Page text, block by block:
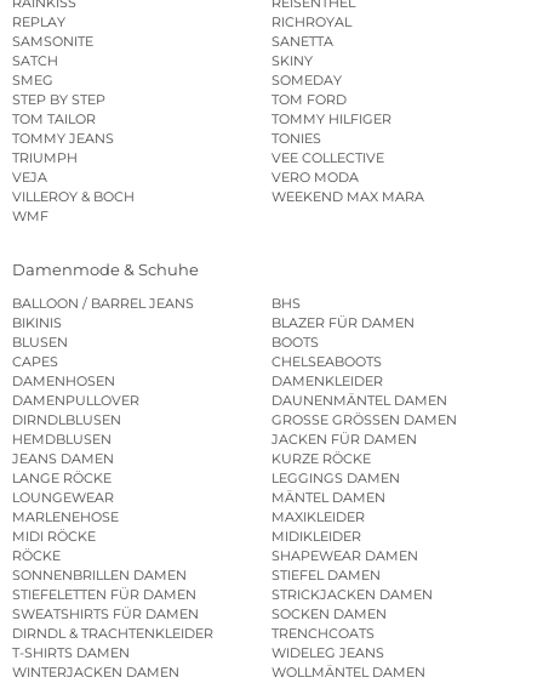
REPLAY
RICHROYAL
SAMSONITE
SANETTA
SATCH
SKINY
SMEG
SOMEDAY
STEP BY STEP
TOM FORD
TOM TAILOR
TOMMY HILFIGER
TOMMY JEANS
TONIES
TRIUMPH
VEE COLLECTIVE
VEJA
VERO MODA
VILLEROY & BOCH
WEEKEND MAX MARA
WMF
Damenmode & Schuhe
BALLOON / BARREL JEANS
BHS
BIKINIS
BLAZER FÜR DAMEN
BLUSEN
BOOTS
CAPES
CHELSEABOOTS
DAMENHOSEN
DAMENKLEIDER
DAMENPULLOVER
DAUNENMÄNTEL DAMEN
DIRNDLBLUSEN
GROSSE GRÖSSEN DAMEN
HEMDBLUSEN
JACKEN FÜR DAMEN
JEANS DAMEN
KURZE RÖCKE
LANGE RÖCKE
LEGGINGS DAMEN
LOUNGEWEAR
MÄNTEL DAMEN
MARLENEHOSE
MAXIKLEIDER
MIDI RÖCKE
MIDIKLEIDER
RÖCKE
SHAPEWEAR DAMEN
SONNENBRILLEN DAMEN
STIEFEL DAMEN
STIEFELETTEN FÜR DAMEN
STRICKJACKEN DAMEN
SWEATSHIRTS FÜR DAMEN
SOCKEN DAMEN
DIRNDL & TRACHTENKLEIDER
TRENCHCOATS
T-SHIRTS DAMEN
WIDELEG JEANS
WINTERJACKEN DAMEN
WOLLMÄNTEL DAMEN